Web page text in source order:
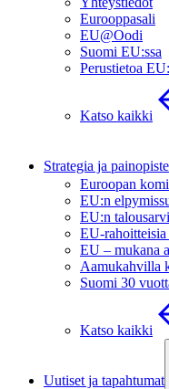
Eurooppasali
EU@Oodi
Suomi EU:ssa
Perustietoa
Katso kaikki
Strategia ja
Euroopan
EU:n
EU:n
EU-rahoitteisia
EU – mukana
Aamukahvilla
Suomi 30
Katso kaikki
Uutiset ja tapahtumat